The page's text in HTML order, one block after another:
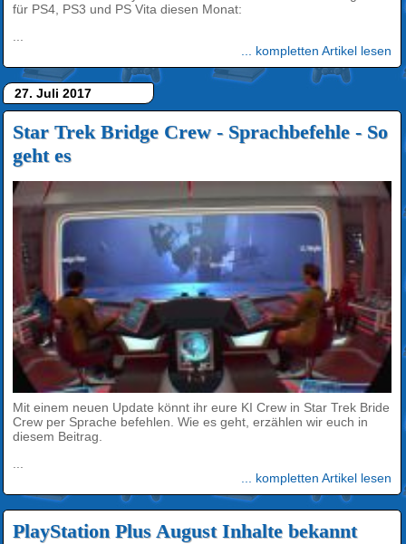
für PS4, PS3 und PS Vita diesen Monat:
...
... kompletten Artikel lesen
27. Juli 2017
Star Trek Bridge Crew - Sprachbefehle - So
geht es
Mit einem neuen Update könnt ihr eure KI Crew in Star Trek Bride
Crew per Sprache befehlen. Wie es geht, erzählen wir euch in
diesem Beitrag.
... kompletten Artikel lesen
PlayStation Plus August Inhalte bekannt